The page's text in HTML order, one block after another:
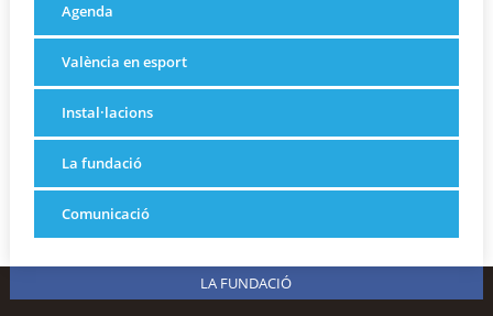
Agenda
València en esport
Instal·lacions
La fundació
Comunicació
LA FUNDACIÓ